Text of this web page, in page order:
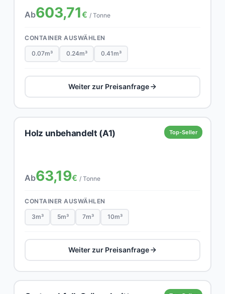
Ab603,71€ / Tonne
CONTAINER AUSWÄHLEN
0.07m³ 0.24m³ 0.41m³
Weiter zur Preisanfrage
Top-Seller
Holz unbehandelt (A1)
Ab63,19€ / Tonne
CONTAINER AUSWÄHLEN
3m³ 5m³ 7m³ 10m³
Weiter zur Preisanfrage